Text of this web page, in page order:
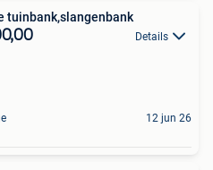
tuinbank,slangenbank
Details
12 jun 26